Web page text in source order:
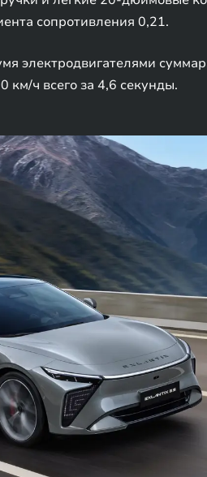
сопротивления 0,21.
электродвигателями
км/ч всего за 4,6 секунды.